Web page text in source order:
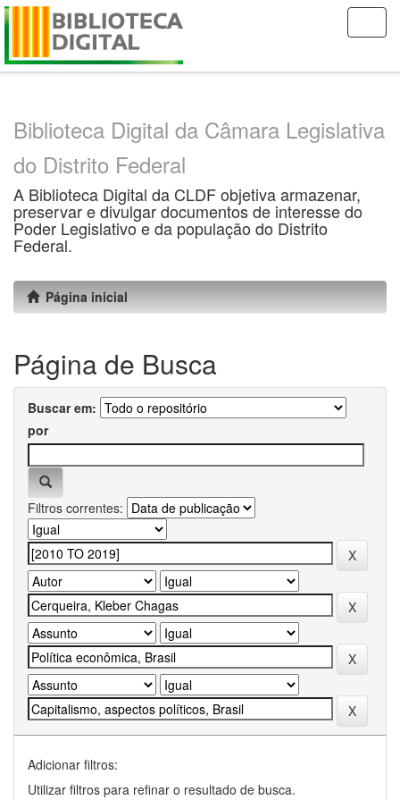
Skip
Biblioteca Digital da Câmara Legislativa
do Distrito Federal
A Biblioteca Digital da CLDF objetiva armazenar,
preservar e divulgar documentos de interesse do
Poder Legislativo e da população do Distrito
Federal.
Página inicial
Página de Busca
Buscar em:
por
Filtros correntes:
Adicionar filtros:
Utilizar filtros para refinar o resultado de busca.